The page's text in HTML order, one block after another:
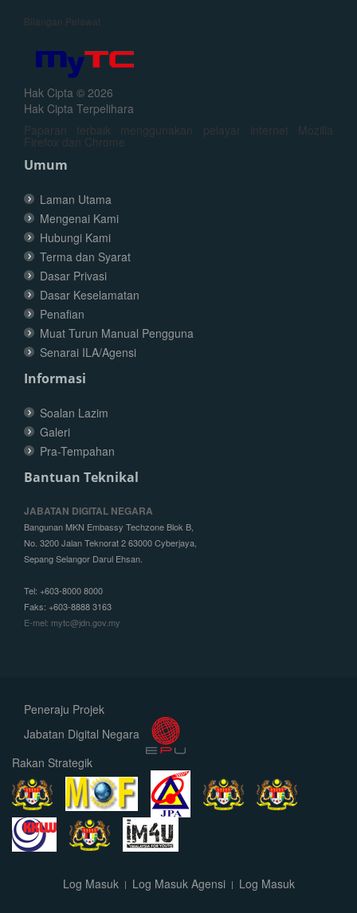
Bilangan Pelawat
Hak Cipta © 2026
Hak Cipta Terpelihara
Paparan terbaik menggunakan pelayar internet Mozilla
Firefox dan Chrome
Umum
Laman Utama
Mengenai Kami
Hubungi Kami
Terma dan Syarat
Dasar Privasi
Dasar Keselamatan
Penafian
Muat Turun Manual Pengguna
Senarai ILA/Agensi
Informasi
Soalan Lazim
Galeri
Pra-Tempahan
Bantuan Teknikal
JABATAN DIGITAL NEGARA
Bangunan MKN Embassy Techzone Blok B,
No. 3200 Jalan Teknorat 2 63000 Cyberjaya,
Sepang Selangor Darul Ehsan.
Tel: +603-8000 8000
Faks: +603-8888 3163
E-mel: mytc@jdn.gov.my
Peneraju Projek
Jabatan Digital Negara
Rakan Strategik
Log Masuk Log Masuk Agensi Log Masuk